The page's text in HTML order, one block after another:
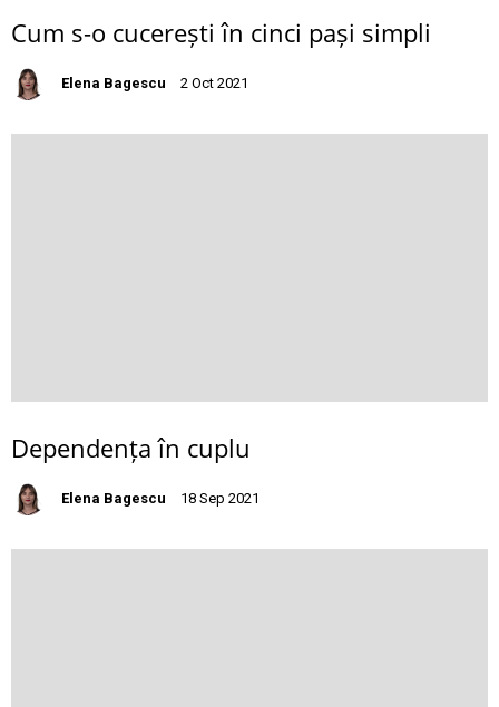
Cum s-o cucerești în cinci pași simpli
Elena Bagescu 2 Oct 2021
Dependența în cuplu
Elena Bagescu 18 Sep 2021